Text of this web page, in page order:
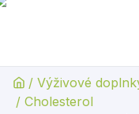
/ Výživové
/ Cholesterol